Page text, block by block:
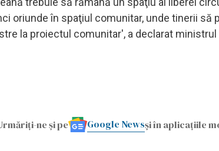
oriunde în spaţiul comunitar, unde tinerii să
la proiectul comunitar', a declarat
ne și pe Google Newsși în aplicațiile